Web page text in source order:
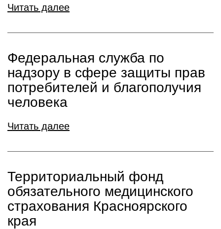
Читать далее
Федеральная служба по
надзору в сфере защиты прав
потребителей и благополучия
человека
Читать далее
Территориальный фонд
обязательного медицинского
страхования Красноярского
края